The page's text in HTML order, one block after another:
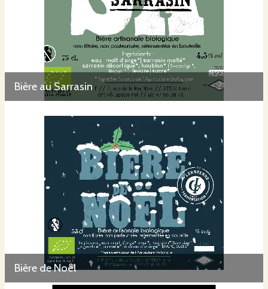
Bière au Sarrasin
Bière de Noël